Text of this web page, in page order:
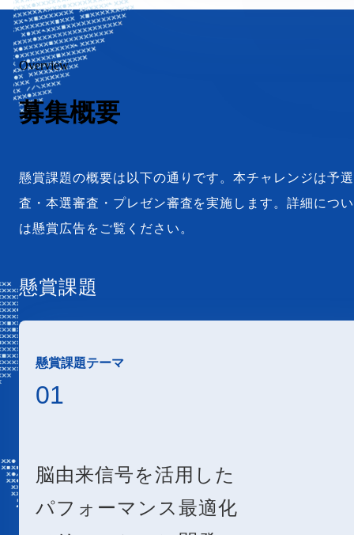
Overview
募集概要
懸賞課題の概要は以下の通りです。本チャレンジは予
査・本選審査・プレゼン審査を実施します。詳細につ
は懸賞広告をご覧ください。
懸賞課題
懸賞課題テーマ
01
脳由来信号を活用した
パフォーマンス最適化